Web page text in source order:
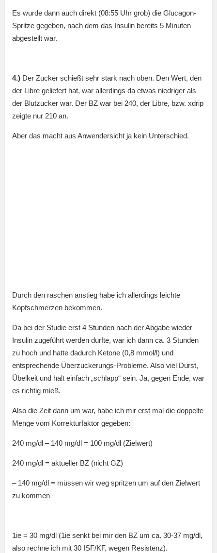
Es wurde dann auch direkt (08:55 Uhr grob) die Glucagon-
Spritze gegeben, nach dem das Insulin bereits 5 Minuten
abgestellt war.
4.) Der Zucker schießt sehr stark nach oben. Den Wert, den
der Libre geliefert hat, war allerdings da etwas niedriger als
der Blutzucker war. Der BZ war bei 240, der Libre, bzw. xdrip
zeigte nur 210 an.
Aber das macht aus Anwendersicht ja kein Unterschied.
Durch den raschen anstieg habe ich allerdings leichte
Kopfschmerzen bekommen.
Da bei der Studie erst 4 Stunden nach der Abgabe wieder
Insulin zugeführt werden durfte, war ich dann ca. 3 Stunden
zu hoch und hatte dadurch Ketone (0,8 mmol/l) und
entsprechende Überzuckerungs-Probleme. Also viel Durst,
Übelkeit und halt einfach „schlapp“ sein. Ja, gegen Ende, war
es richtig mieß.
Also die Zeit dann um war, habe ich mir erst mal die doppelte
Menge vom Korrekturfaktor gegeben:
240 mg/dl – 140 mg/dl = 100 mg/dl (Zielwert)
240 mg/dl = aktueller BZ (nicht GZ)
– 140 mg/dl = müssen wir weg spritzen um auf den Zielwert
zu kommen
1ie = 30 mg/dl (1ie senkt bei mir den BZ um ca. 30-37 mg/dl,
also rechne ich mit 30 ISF/KF, wegen Resistenz).